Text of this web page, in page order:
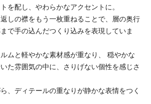
を配し、やわらかなアクセントに。
しの襟をもう一枚重ねることで、層の奥行
で手の込んだつくり込みを表現していま
ムと軽やかな素材感が重なり、 穏やかな
た雰囲気の中に、さりげない個性を感じさ
、ディテールの重なりが静かな表情をつく